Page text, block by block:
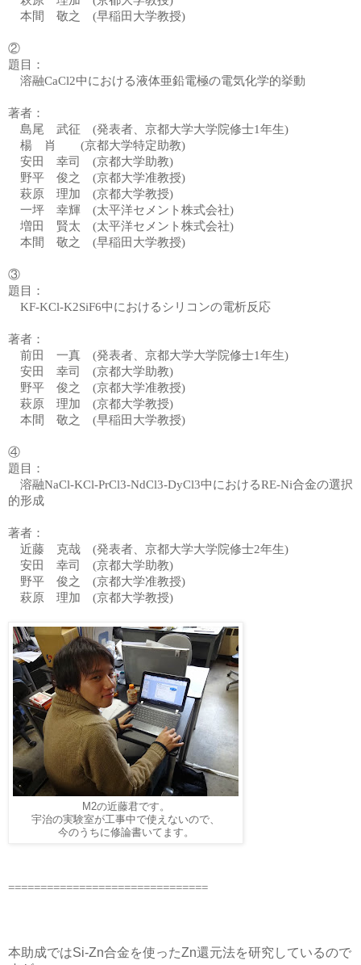
本間 敬之 (早稲田大学教授)
②
題目：
溶融CaCl2中における液体亜鉛電極の電気化学的挙動
著者：
島尾 武征 (発表者、京都大学大学院修士1年生)
楊
肖 (京都大学特定助教)
安田 幸司 (京都大学助教)
野平 俊之 (京都大学准教授)
萩原 理加 (京都大学教授)
一坪 幸輝 (太平洋セメント株式会社)
増田 賢太 (太平洋セメント株式会社)
本間 敬之 (早稲田大学教授)
③
題目：
KF-KCl-K2SiF6中におけるシリコンの電析反応
著者：
前田 一真 (発表者、京都大学大学院修士1年生)
安田 幸司 (京都大学助教)
野平 俊之 (京都大学准教授)
萩原 理加 (京都大学教授)
本間 敬之 (早稲田大学教授)
④
題目：
溶融NaCl-KCl-PrCl3-NdCl3-DyCl3中におけるRE-Ni合金の選択
的形成
著者：
近藤 克哉 (発表者、京都大学大学院修士2年生)
安田 幸司 (京都大学助教)
野平 俊之 (京都大学准教授)
萩原 理加 (京都大学教授)
M2の近藤君です。
宇治の実験室が工事中で使えないので、
今のうちに修論書いてます。
===============================
本助成ではSi-Zn合金を使ったZn還元法を研究しているので